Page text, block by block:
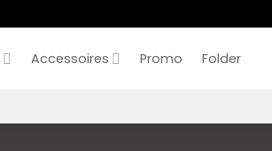
Accessoires Promo Folder